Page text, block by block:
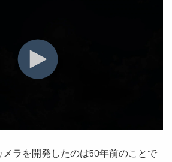
ラを開発したのは50年前のことで